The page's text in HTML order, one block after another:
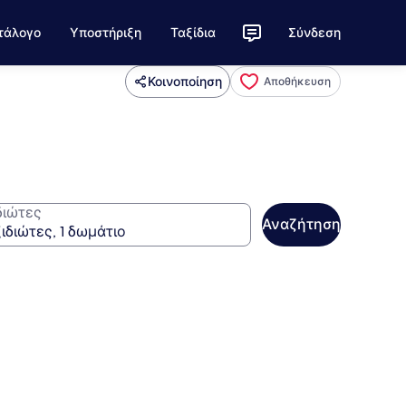
Υποστήριξη Ταξίδια Σύνδεση
Κοινοποίηση Αποθήκευση
Αναζήτηση